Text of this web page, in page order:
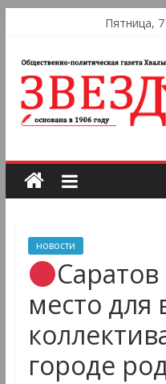
Пятница, 7
новости
место для
городе